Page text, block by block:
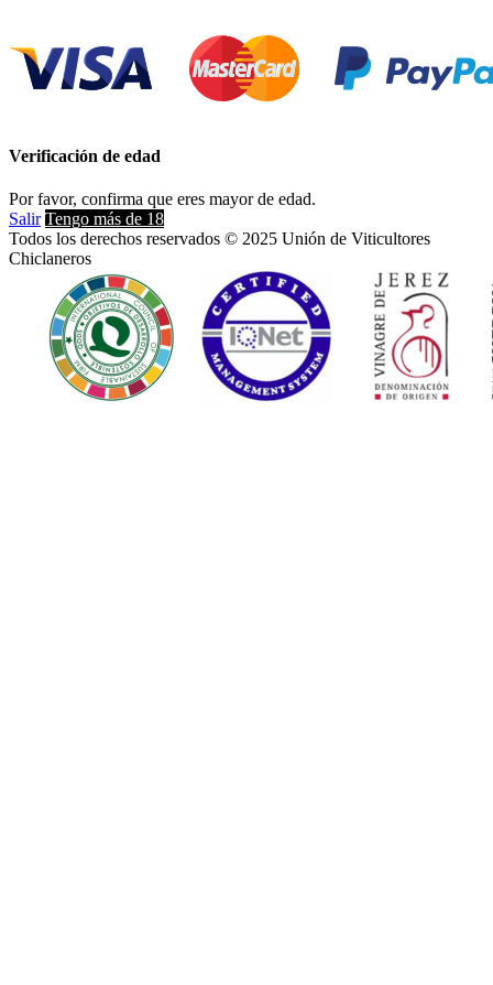
Verificación de edad
Por favor, confirma que eres mayor de edad.
Salir Tengo más de 18
Todos los derechos reservados © 2025 Unión de Viticultores
Chiclaneros